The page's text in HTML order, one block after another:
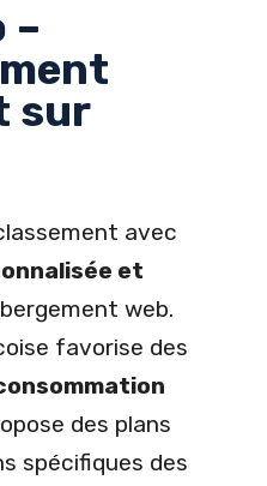
–
sur
avec
et
web.
favorise des
des plans
spécifiques des